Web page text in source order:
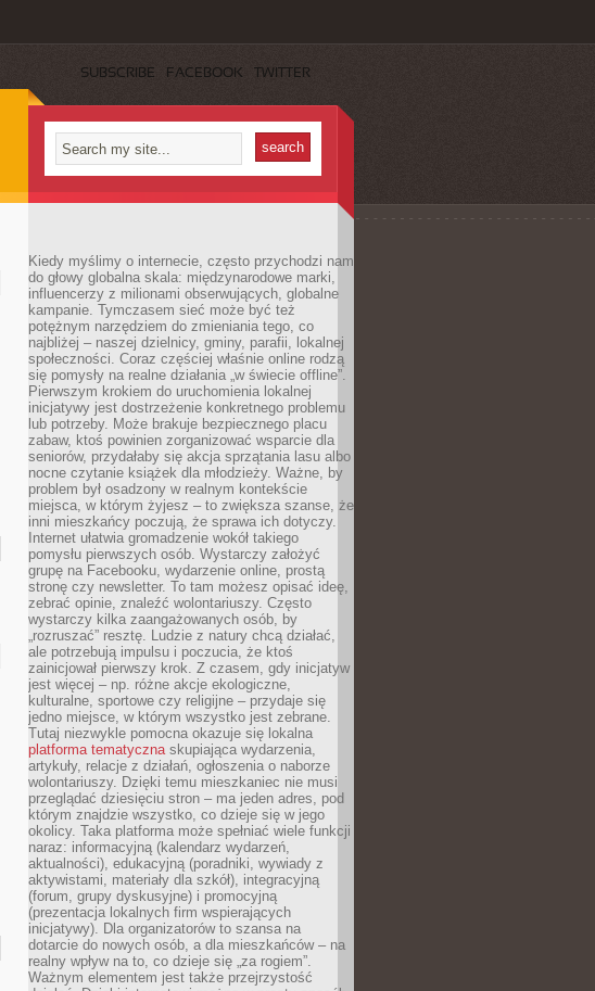
SUBSCRIBE FACEBOOK TWITTER
Kiedy myślimy o internecie, często przychodzi nam
do głowy globalna skala: międzynarodowe marki,
influencerzy z milionami obserwujących, globalne
kampanie. Tymczasem sieć może być też
potężnym narzędziem do zmieniania tego, co
najbliżej – naszej dzielnicy, gminy, parafii, lokalnej
społeczności. Coraz częściej właśnie online rodzą
się pomysły na realne działania „w świecie offline”.
Pierwszym krokiem do uruchomienia lokalnej
inicjatywy jest dostrzeżenie konkretnego problemu
lub potrzeby. Może brakuje bezpiecznego placu
zabaw, ktoś powinien zorganizować wsparcie dla
seniorów, przydałaby się akcja sprzątania lasu albo
nocne czytanie książek dla młodzieży. Ważne, by
problem był osadzony w realnym kontekście
miejsca, w którym żyjesz – to zwiększa szanse, że
inni mieszkańcy poczują, że sprawa ich dotyczy.
Internet ułatwia gromadzenie wokół takiego
pomysłu pierwszych osób. Wystarczy założyć
grupę na Facebooku, wydarzenie online, prostą
stronę czy newsletter. To tam możesz opisać ideę,
zebrać opinie, znaleźć wolontariuszy. Często
wystarczy kilka zaangażowanych osób, by
„rozruszać” resztę. Ludzie z natury chcą działać,
ale potrzebują impulsu i poczucia, że ktoś
zainicjował pierwszy krok. Z czasem, gdy inicjatyw
jest więcej – np. różne akcje ekologiczne,
kulturalne, sportowe czy religijne – przydaje się
jedno miejsce, w którym wszystko jest zebrane.
Tutaj niezwykle pomocna okazuje się lokalna
platforma tematycznaskupiająca wydarzenia,
artykuły, relacje z działań, ogłoszenia o naborze
wolontariuszy. Dzięki temu mieszkaniec nie musi
przeglądać dziesięciu stron – ma jeden adres, pod
którym znajdzie wszystko, co dzieje się w jego
okolicy. Taka platforma może spełniać wiele funkcji
naraz: informacyjną (kalendarz wydarzeń,
aktualności), edukacyjną (poradniki, wywiady z
aktywistami, materiały dla szkół), integracyjną
(forum, grupy dyskusyjne) i promocyjną
(prezentacja lokalnych firm wspierających
inicjatywy). Dla organizatorów to szansa na
dotarcie do nowych osób, a dla mieszkańców – na
realny wpływ na to, co dzieje się „za rogiem”.
Ważnym elementem jest także przejrzystość